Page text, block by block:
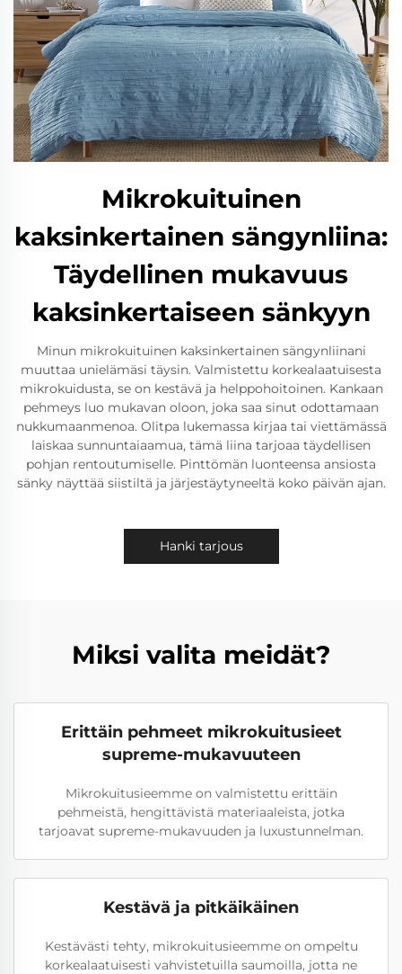
Mikrokuituinen
kaksinkertainen sängynliina:
Täydellinen mukavuus
kaksinkertaiseen sänkyyn
Minun mikrokuituinen kaksinkertainen sängynliinani
muuttaa unielämäsi täysin. Valmistettu korkealaatuisesta
mikrokuidusta, se on kestävä ja helppohoitoinen. Kankaan
pehmeys luo mukavan oloon, joka saa sinut odottamaan
nukkumaanmenoa. Olitpa lukemassa kirjaa tai viettämässä
laiskaa sunnuntaiaamua, tämä liina tarjoaa täydellisen
pohjan rentoutumiselle. Pinttömän luonteensa ansiosta
sänky näyttää siistiltä ja järjestäytyneeltä koko päivän ajan.
Hanki tarjous
Miksi valita meidät?
Erittäin pehmeet mikrokuitusieet
supreme-mukavuuteen
Mikrokuitusieemme on valmistettu erittäin
pehmeistä, hengittävistä materiaaleista, jotka
tarjoavat supreme-mukavuuden ja luxustunnelman.
Kestävä ja pitkäikäinen
Kestävästi tehty, mikrokuitusieemme on ompeltu
korkealaatuisesti vahvistetuilla saumoilla, jotta ne